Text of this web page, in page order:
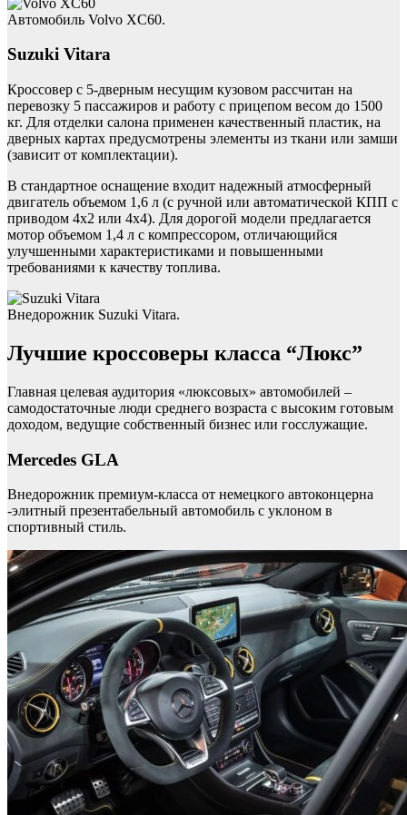
Автомобиль Volvo XC60.
Suzuki Vitara
Кроссовер с 5-дверным несущим кузовом рассчитан на
перевозку 5 пассажиров и работу с прицепом весом до 1500
кг. Для отделки салона применен качественный пластик, на
дверных картах предусмотрены элементы из ткани или замши
(зависит от комплектации).
В стандартное оснащение входит надежный атмосферный
двигатель объемом 1,6 л (с ручной или автоматической КПП с
приводом 4х2 или 4х4). Для дорогой модели предлагается
мотор объемом 1,4 л с компрессором, отличающийся
улучшенными характеристиками и повышенными
требованиями к качеству топлива.
Внедорожник Suzuki Vitara.
Лучшие кроссоверы класса “Люкс”
Главная целевая аудитория «люксовых» автомобилей –
самодостаточные люди среднего возраста с высоким готовым
доходом, ведущие собственный бизнес или госслужащие.
Mercedes GLA
Внедорожник премиум-класса от немецкого автоконцерна
-элитный презентабельный автомобиль с уклоном в
спортивный стиль.